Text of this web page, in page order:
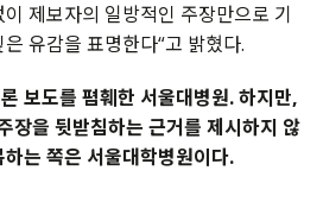
이 제보자의 일방적인 주장만으로 기
은 유감을 표명한다“고 밝혔다.
보도를 폄훼한 서울대병원.하지만,
장을 뒷받침하는 근거를 제시하지 않
하는 쪽은 서울대학병원이다.